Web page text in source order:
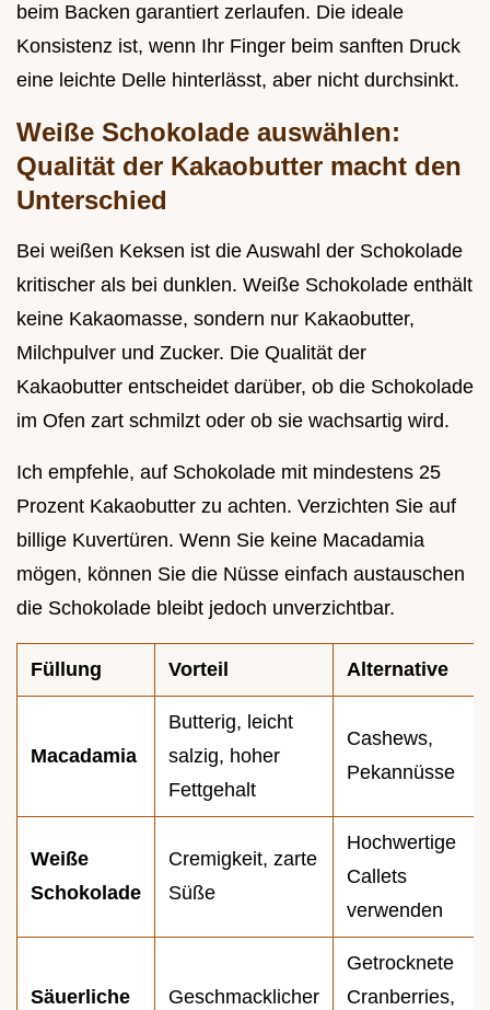
beim Backen garantiert zerlaufen. Die ideale
Konsistenz ist, wenn Ihr Finger beim sanften Druck
eine leichte Delle hinterlässt, aber nicht durchsinkt.
Weiße Schokolade auswählen:
Qualität der Kakaobutter macht den
Unterschied
Bei weißen Keksen ist die Auswahl der Schokolade
kritischer als bei dunklen. Weiße Schokolade enthält
keine Kakaomasse, sondern nur Kakaobutter,
Milchpulver und Zucker. Die Qualität der
Kakaobutter entscheidet darüber, ob die Schokolade
im Ofen zart schmilzt oder ob sie wachsartig wird.
Ich empfehle, auf Schokolade mit mindestens 25
Prozent Kakaobutter zu achten. Verzichten Sie auf
billige Kuvertüren. Wenn Sie keine Macadamia
mögen, können Sie die Nüsse einfach austauschen
die Schokolade bleibt jedoch unverzichtbar.
Füllung Vorteil Alternative
Macadamia
Butterig, leicht
salzig, hoher
Fettgehalt
Cashews,
Pekannüsse
Weiße
Schokolade
Cremigkeit, zarte
Süße
Hochwertige
Callets
verwenden
Säuerliche
Geschmacklicher
Getrocknete
Cranberries,